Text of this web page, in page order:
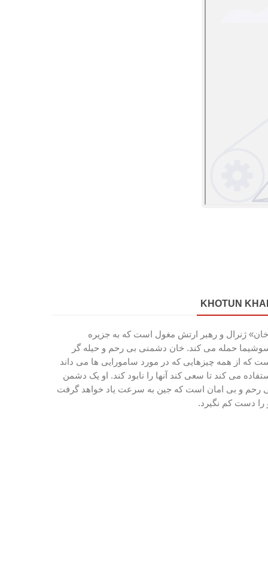
KHOTUN
ژنرال و رهبر ارتش مغول است که به جزیره
حمله می کند. خان دشمنی بی رحم و حیله گر
که از همه چیزهایی که در مورد سامورایی ها می داند
می کند تا سعی کند آنها را نابود کند. او یک دشمن
رحم و بی امان است که جین به سرعت یاد خواهد گرفت
را دست کم نگیرد.